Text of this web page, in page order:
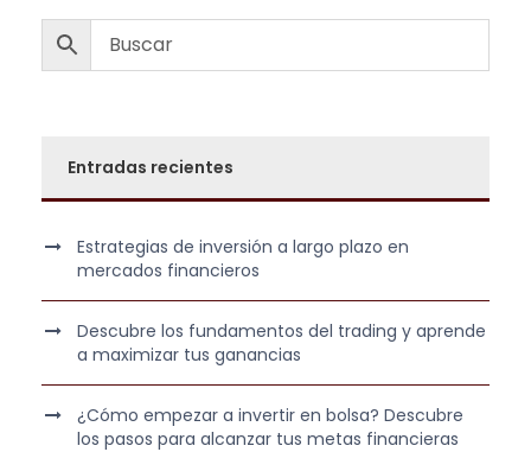
Entradas recientes
Estrategias de inversión a largo plazo en
mercados financieros
Descubre los fundamentos del trading y aprende
a maximizar tus ganancias
¿Cómo empezar a invertir en bolsa? Descubre
los pasos para alcanzar tus metas financieras